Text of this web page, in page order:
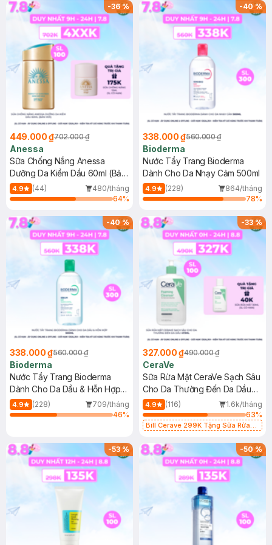
SPF 50+ 20ml (SL Có Hạn)
(SL có hạn)
-36%
449.000 ₫702.000 ₫
Anessa
Sữa Chống Nắng Anessa
Dưỡng Da Kiềm Dầu 60ml (Bản
Mới)
4.9 (44)
480/tháng
64%
-40%
338.000 ₫560.000 ₫
Bioderma
Nước Tẩy Trang Bioderma
Dành Cho Da Nhạy Cảm 500ml
4.9 (228)
864/tháng
78%
-40%
338.000 ₫560.000 ₫
Bioderma
Nước Tẩy Trang Bioderma
Dành Cho Da Dầu & Hỗn Hợp
500ml
4.9 (228)
709/tháng
46%
-33%
327.000 ₫490.000 ₫
CeraVe
Sữa Rửa Mặt CeraVe Sạch Sâu
Cho Da Thường Đến Da Dầu
473ml
4.9 (116)
1.6k/tháng
63%
Bill Cerave 299K Tặng Sữa Rửa
-53% -50%